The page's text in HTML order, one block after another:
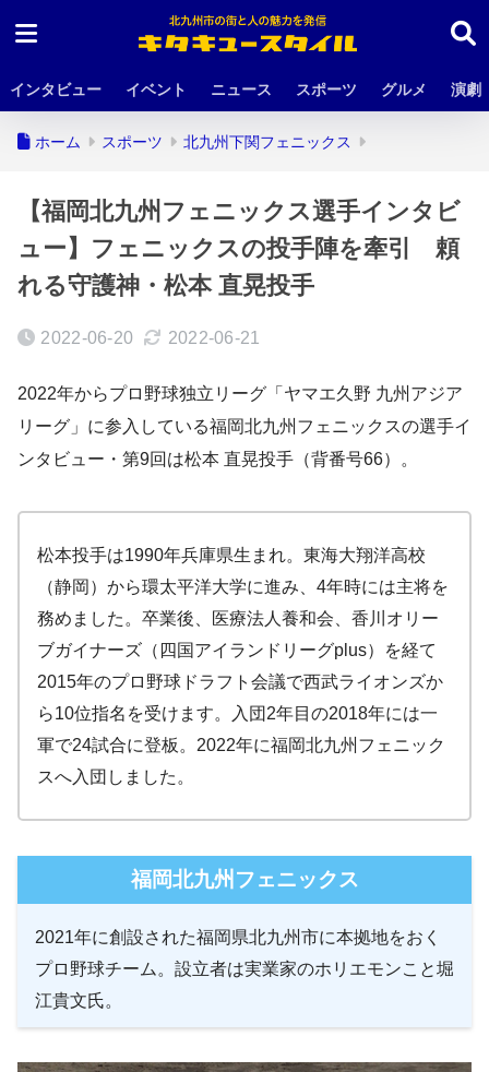
インタビュー イベント ニュース スポーツ グルメ 演劇
ホーム スポーツ 北九州下関フェニックス
【福岡北九州フェニックス選手インタビ
ュー】フェニックスの投手陣を牽引 頼
れる守護神・松本 直晃投手
2022-06-20 2022-06-21
2022年からプロ野球独立リーグ「ヤマエ久野 九州アジア
リーグ」に参入している福岡北九州フェニックスの選手イ
ンタビュー・第9回は松本 直晃投手（背番号66）。
松本投手は1990年兵庫県生まれ。東海大翔洋高校
（静岡）から環太平洋大学に進み、4年時には主将を
務めました。卒業後、医療法人養和会、香川オリー
ブガイナーズ（四国アイランドリーグplus）を経て
2015年のプロ野球ドラフト会議で西武ライオンズか
ら10位指名を受けます。入団2年目の2018年には一
軍で24試合に登板。2022年に福岡北九州フェニック
スへ入団しました。
福岡北九州フェニックス
2021年に創設された福岡県北九州市に本拠地をおく
プロ野球チーム。設立者は実業家のホリエモンこと堀
江貴文氏。